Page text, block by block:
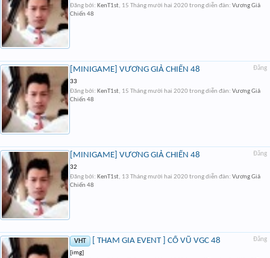
Đăng bởi: KenT1st, 15 Tháng mười hai 2020trong diễn đàn: Vương Giả
Chiến 48
Đăng
[MINIGAME] VƯƠNG GIẢ CHIẾN 48
33
Đăng bởi: KenT1st, 15 Tháng mười hai 2020trong diễn đàn: Vương Giả
Chiến 48
Đăng
[MINIGAME] VƯƠNG GIẢ CHIẾN 48
32
Đăng bởi: KenT1st, 13 Tháng mười hai 2020trong diễn đàn: Vương Giả
Chiến 48
Đăng
VHT [ THAM GIA EVENT ] CỔ VŨ VGC 48
[img]